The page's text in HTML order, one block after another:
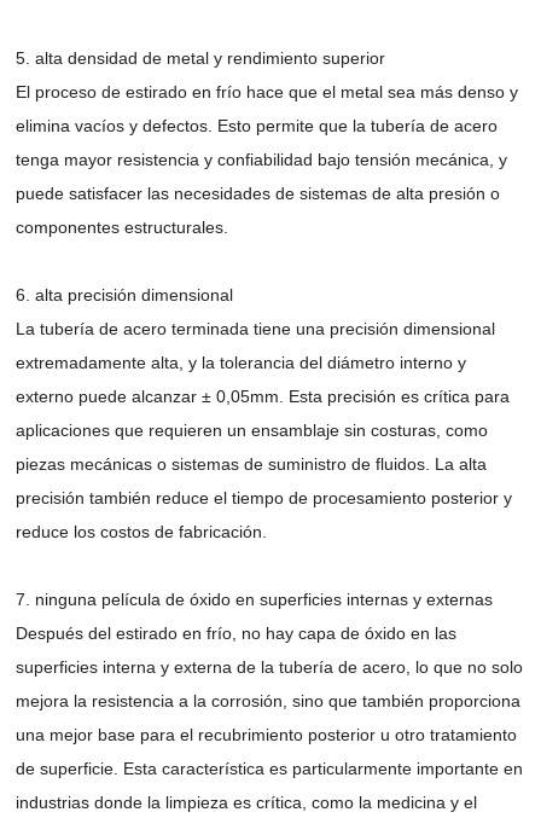
5. alta densidad de metal y rendimiento superior
El proceso de estirado en frío hace que el metal sea más denso y
elimina vacíos y defectos. Esto permite que la tubería de acero
tenga mayor resistencia y confiabilidad bajo tensión mecánica, y
puede satisfacer las necesidades de sistemas de alta presión o
componentes estructurales.
6. alta precisión dimensional
La tubería de acero terminada tiene una precisión dimensional
extremadamente alta, y la tolerancia del diámetro interno y
externo puede alcanzar ± 0,05mm. Esta precisión es crítica para
aplicaciones que requieren un ensamblaje sin costuras, como
piezas mecánicas o sistemas de suministro de fluidos. La alta
precisión también reduce el tiempo de procesamiento posterior y
reduce los costos de fabricación.
7. ninguna película de óxido en superficies internas y externas
Después del estirado en frío, no hay capa de óxido en las
superficies interna y externa de la tubería de acero, lo que no solo
mejora la resistencia a la corrosión, sino que también proporciona
una mejor base para el recubrimiento posterior u otro tratamiento
de superficie. Esta característica es particularmente importante en
industrias donde la limpieza es crítica, como la medicina y el